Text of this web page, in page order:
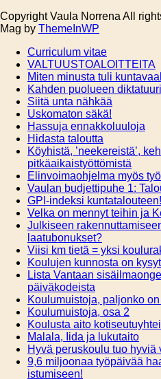
Copyright Vaula Norrena All
Mag by ThemeInWP
Curriculum vitae
VALTUUSTOALOITTEITA
Miten minusta tuli
Kahden puolueen
Siitä unta nähkää
Uskomaton säkä!
Hassuja ennakkoluuloja
Hidasta taloutta
Köyhistä, ’neekereistä’,
pitkäaikaistyöttömistä
Elinvoimaohjelma myös
Vaulan budjettipuhe 1:
GPI-indeksi kuntatalouteen!
Velka on mennyt teihin ja
Julkiseen
laatubonukset?
Viisi km tietä = yksi
Koulujen kunnosta on
Lista Vantaan
päiväkodeista
Koulumuistoja, paljonko
Koulumuistoja, osa 2
Koulusta aito
Malala, Iida ja lukutaito
Hyvä peruskoulu tuo hyviä
9,6 miljoonaa työpäivää
istumiseen!